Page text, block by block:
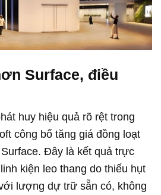
Surface, điều
huy hiệu quả rõ rệt trong
công bố tăng giá đồng loạt
Đây là kết quả trực
kiện leo thang do thiếu hụt
lượng dự trữ sẵn có, không